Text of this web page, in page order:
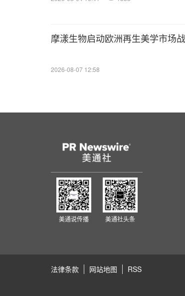
摩漾生物启动欧洲再生美学市场
2026-08-07 12:58
美通说传播 美通社头条
法律条款 网站地图 RSS